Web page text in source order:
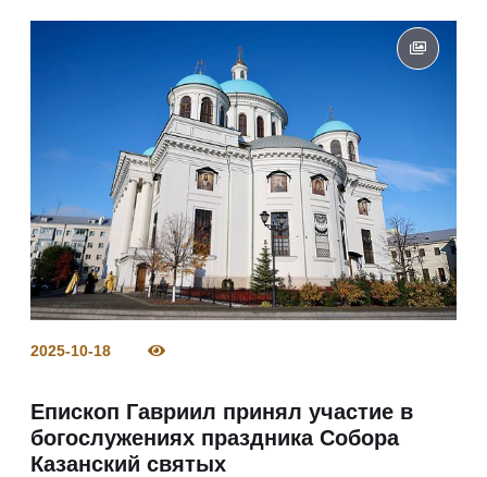
2025-10-18
Епископ Гавриил принял участие в
богослужениях праздника Собора
Казанский святых